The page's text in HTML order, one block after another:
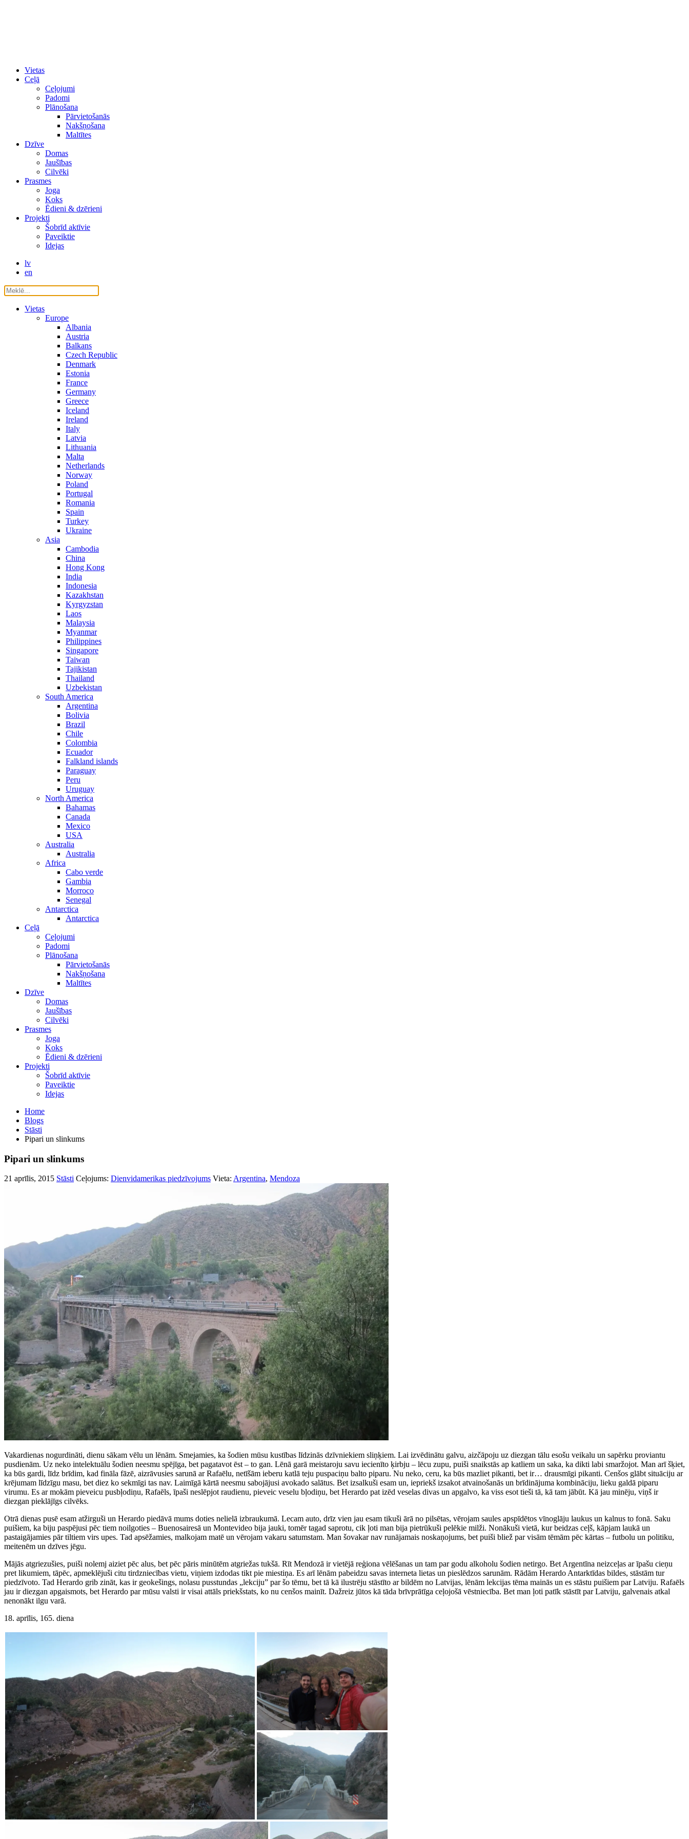
Vietas
Ceļā
Ceļojumi
Padomi
Plānošana
Pārvietošanās
Nakšņošana
Maltītes
Dzīve
Domas
Jaušības
Cilvēki
Prasmes
Joga
Koks
Ēdieni & dzērieni
Projekti
Šobrīd aktīvie
Paveiktie
Idejas
lv
en
Vietas
Europe
Albania
Austria
Balkans
Czech Republic
Denmark
Estonia
France
Germany
Greece
Iceland
Ireland
Italy
Latvia
Lithuania
Malta
Netherlands
Norway
Poland
Portugal
Romania
Spain
Turkey
Ukraine
Asia
Cambodia
China
Hong Kong
India
Indonesia
Kazakhstan
Kyrgyzstan
Laos
Malaysia
Myanmar
Philippines
Singapore
Taiwan
Tajikistan
Thailand
Uzbekistan
South America
Argentina
Bolivia
Brazil
Chile
Colombia
Ecuador
Falkland islands
Paraguay
Peru
Uruguay
North America
Bahamas
Canada
Mexico
USA
Australia
Australia
Africa
Cabo verde
Gambia
Morroco
Senegal
Antarctica
Antarctica
Ceļā
Ceļojumi
Padomi
Plānošana
Pārvietošanās
Nakšņošana
Maltītes
Dzīve
Domas
Jaušības
Cilvēki
Prasmes
Joga
Koks
Ēdieni & dzērieni
Projekti
Šobrīd aktīvie
Paveiktie
Idejas
Home
Blogs
Stāsti
Pipari un slinkums
Pipari un slinkums
21 aprīlis, 2015 Stāsti Ceļojums: Dienvidamerikas piedzīvojums Vieta: Argentina, Mendoza
Vakardienas nogurdināti, dienu sākam vēlu un lēnām. Smejamies, ka šodien mūsu kustības līdzinās dzīvniekiem sliņķiem. Lai izvēdinātu galvu, aizčāpoju uz diezgan tālu esošu veikalu un sapērku proviantu
pusdienām. Uz neko intelektuālu šodien neesmu spējīga, bet pagatavot ēst – to gan. Lēnā garā meistaroju savu iecienīto ķirbju – lēcu zupu, puiši snaikstās ap katliem un saka, ka dikti labi smaržojot. Man arī šķiet,
ka būs gardi, līdz brīdim, kad fināla fāzē, aizrāvusies sarunā ar Rafaēlu, netīšām ieberu katlā teju puspaciņu balto piparu. Nu neko, ceru, ka būs mazliet pikanti, bet ir… drausmīgi pikanti. Cenšos glābt situāciju ar
krējumam līdzīgu masu, bet diez ko sekmīgi tas nav. Laimīgā kārtā neesmu sabojājusi avokado salātus. Bet izsalkuši esam un, iepriekš izsakot atvainošanās un brīdinājuma kombināciju, lieku galdā piparu
virumu. Es ar mokām pieveicu pusbļodiņu, Rafaēls, īpaši neslēpjot raudienu, pieveic veselu bļodiņu, bet Herardo pat izēd veselas divas un apgalvo, ka viss esot tieši tā, kā tam jābūt. Kā jau minēju, viņš ir
diezgan pieklājīgs cilvēks.
Otrā dienas pusē esam atžirguši un Herardo piedāvā mums doties nelielā izbraukumā. Lecam auto, drīz vien jau esam tikuši ārā no pilsētas, vērojam saules apspīdētos vīnoglāju laukus un kalnus to fonā. Saku
puišiem, ka biju paspējusi pēc tiem noilgoties – Buenosairesā un Montevideo bija jauki, tomēr tagad saprotu, cik ļoti man bija pietrūkuši pelēkie milži. Nonākuši vietā, kur beidzas ceļš, kāpjam laukā un
pastaigājamies pār tiltiem virs upes. Tad apsēžamies, malkojam matē un vērojam vakaru satumstam. Man šovakar nav runājamais noskaņojums, bet puiši bliež par visām tēmām pēc kārtas – futbolu un politiku,
meitenēm un dzīves jēgu.
Mājās atgriezušies, puiši nolemj aiziet pēc alus, bet pēc pāris minūtēm atgriežas tukšā. Rīt Mendozā ir vietējā reģiona vēlēšanas un tam par godu alkoholu šodien netirgo. Bet Argentīna neizceļas ar īpašu cieņu
pret likumiem, tāpēc, apmeklējuši citu tirdzniecības vietu, viņiem izdodas tikt pie miestiņa. Es arī lēnām pabeidzu savas interneta lietas un pieslēdzos sarunām. Rādām Herardo Antarktīdas bildes, stāstām tur
piedzīvoto. Tad Herardo grib zināt, kas ir geokešings, nolasu pusstundas „lekciju” par šo tēmu, bet tā kā ilustrēju stāstīto ar bildēm no Latvijas, lēnām lekcijas tēma mainās un es stāstu puišiem par Latviju. Rafaēls
jau ir diezgan apgaismots, bet Herardo par mūsu valsti ir visai attāls priekšstats, ko nu cenšos mainīt. Dažreiz jūtos kā tāda brīvprātīga ceļojošā vēstniecība. Bet man ļoti patīk stāstīt par Latviju, galvenais atkal
nenonākt ilgu varā.
18. aprīlis, 165. diena